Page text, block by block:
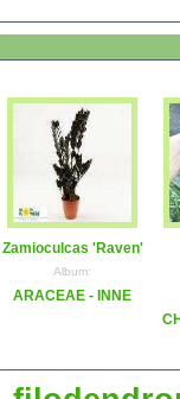
Zamioculcas 'Raven'
Album:
ARACEAE - INNE